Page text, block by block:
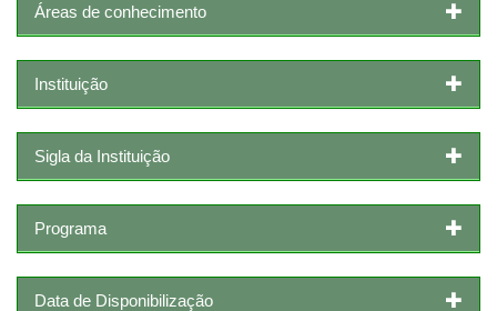
Áreas de conhecimento
Instituição
Sigla da Instituição
Programa
Data de Disponibilização